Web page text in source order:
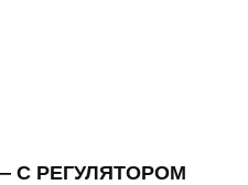
С РЕГУЛЯТОРОМ